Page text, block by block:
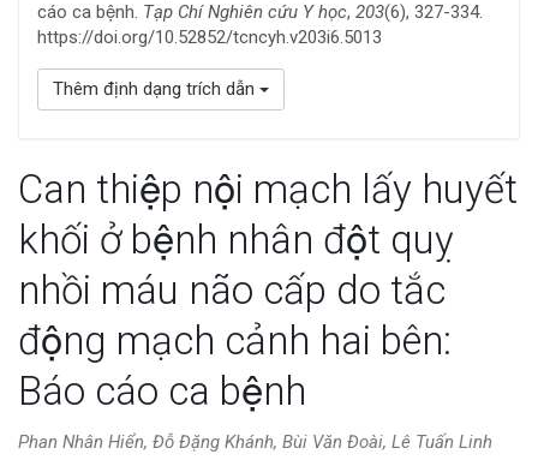
cáo ca bệnh. Tạp Chí Nghiên cứu Y học, 203(6), 327-334.
https://doi.org/10.52852/tcncyh.v203i6.5013
Thêm định dạng trích dẫn
Can thiệp nội mạch lấy huyết
khối ở bệnh nhân đột quỵ
nhồi máu não cấp do tắc
động mạch cảnh hai bên:
Báo cáo ca bệnh
Phan Nhân Hiển, Đỗ Đặng Khánh, Bùi Văn Đoài, Lê Tuấn Linh